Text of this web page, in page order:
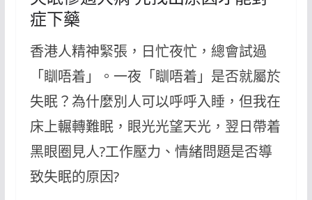
症下藥
香港人精神緊張，日忙夜忙，總會試過
「瞓唔着」。一夜「瞓唔着」是否就屬於
失眠？為什麼別人可以呼呼入睡，但我在
床上輾轉難眠，眼光光望天光，翌日帶着
黑眼圈見人?工作壓力、情緒問題是否導
致失眠的原因?